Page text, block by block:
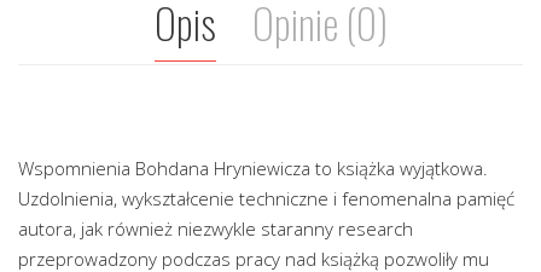
Opis Opinie (0)
Wspomnienia Bohdana Hryniewicza to książka wyjątkowa.
Uzdolnienia, wykształcenie techniczne i fenomenalna pamięć
autora, jak również niezwykle staranny research
przeprowadzony podczas pracy nad książką pozwoliły mu